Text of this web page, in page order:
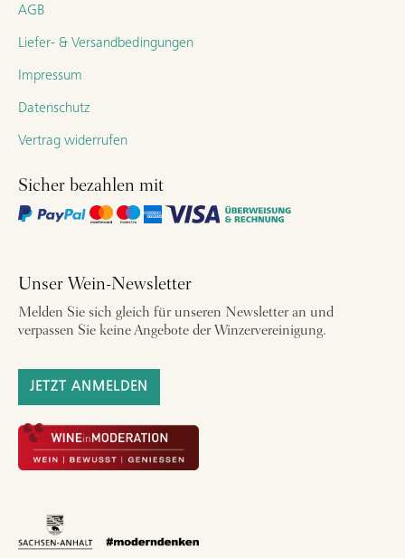
AGB
Liefer- & Versandbedingungen
Impressum
Datenschutz
Vertrag widerrufen
Sicher bezahlen mit
Unser Wein-Newsletter
Melden Sie sich gleich für unseren Newsletter an und
verpassen Sie keine Angebote der Winzervereinigung.
JETZT ANMELDEN